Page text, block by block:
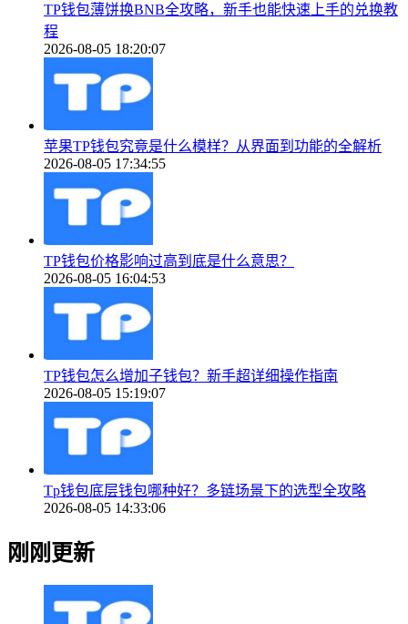
TP钱包薄饼换BNB全攻略，新手也能快速上手的兑换教
程
2026-08-05 18:20:07
苹果TP钱包究竟是什么模样？从界面到功能的全解析
2026-08-05 17:34:55
TP钱包价格影响过高到底是什么意思？
2026-08-05 16:04:53
TP钱包怎么增加子钱包？新手超详细操作指南
2026-08-05 15:19:07
Tp钱包底层钱包哪种好？多链场景下的选型全攻略
2026-08-05 14:33:06
刚刚更新